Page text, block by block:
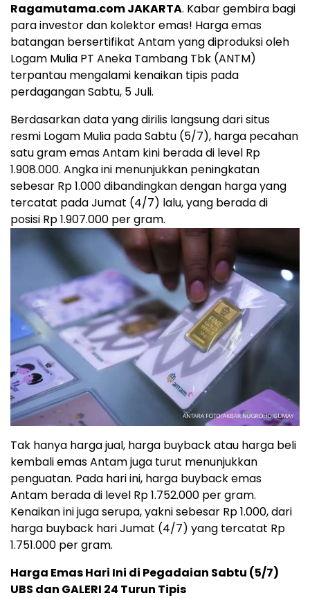
Ragamutama.com JAKARTA. Kabar gembira bagi
para investor dan kolektor emas! Harga emas
batangan bersertifikat Antam yang diproduksi oleh
Logam Mulia PT Aneka Tambang Tbk (ANTM)
terpantau mengalami kenaikan tipis pada
perdagangan Sabtu, 5 Juli.
Berdasarkan data yang dirilis langsung dari situs
resmi Logam Mulia pada Sabtu (5/7), harga pecahan
satu gram emas Antam kini berada di level Rp
1.908.000. Angka ini menunjukkan peningkatan
sebesar Rp 1.000 dibandingkan dengan harga yang
tercatat pada Jumat (4/7) lalu, yang berada di
posisi Rp 1.907.000 per gram.
Tak hanya harga jual, harga buyback atau harga beli
kembali emas Antam juga turut menunjukkan
penguatan. Pada hari ini, harga buyback emas
Antam berada di level Rp 1.752.000 per gram.
Kenaikan ini juga serupa, yakni sebesar Rp 1.000, dari
harga buyback hari Jumat (4/7) yang tercatat Rp
1.751.000 per gram.
Harga Emas Hari Ini di Pegadaian Sabtu (5/7)
UBS dan GALERI 24 Turun Tipis